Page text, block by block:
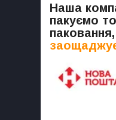
Наша
пакуємо